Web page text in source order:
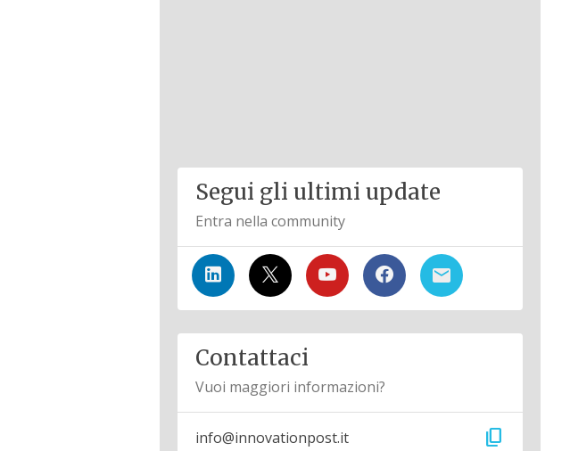
Segui gli ultimi update
Entra nella community
Contattaci
Vuoi maggiori informazioni?
info@innovationpost.it content_copy